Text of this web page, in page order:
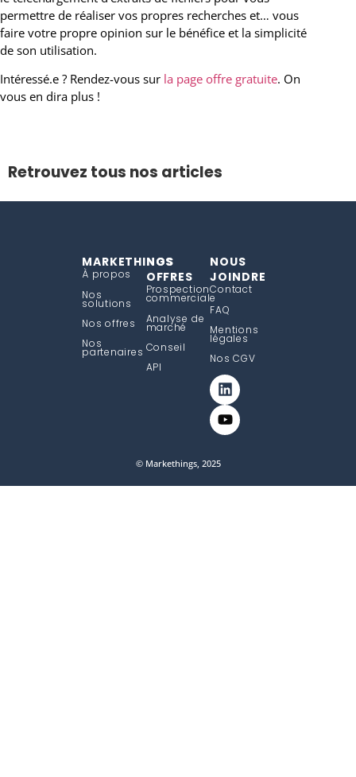
permettre de réaliser vos propres recherches et… vous
faire votre propre opinion sur le bénéfice et la simplicité
de son utilisation.
Intéressé.e ? Rendez-vous sur la page offre gratuite. On
vous en dira plus !
Retrouvez tous nos articles
MARKETHINGS
À propos
Nos
solutions
Nos offres
Nos
partenaires
NOS
OFFRES
Prospection
commerciale
Analyse de
marché
Conseil
API
NOUS
JOINDRE
Contact
FAQ
Mentions
légales
Nos CGV
© Markethings, 2025